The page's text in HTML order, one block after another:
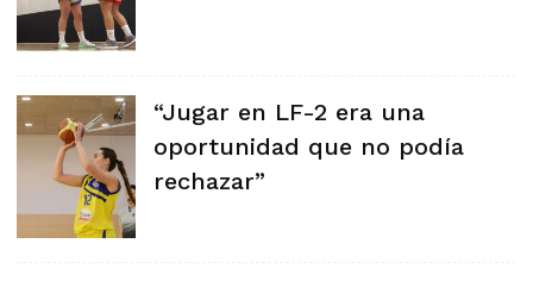
“Jugar en LF-2 era una
oportunidad que no podía
rechazar”